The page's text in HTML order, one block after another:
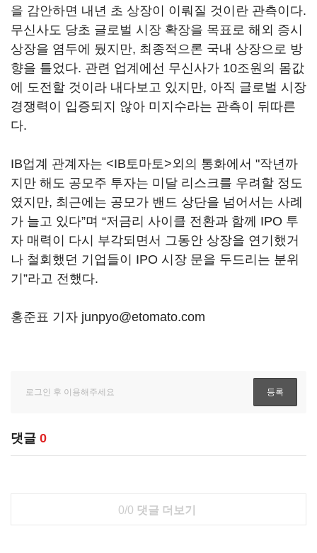
을 감안하면 내년 초 상장이 이뤄질 것이란 관측이다.
무신사도 당초 글로벌 시장 확장을 목표로 해외 증시
상장을 염두에 뒀지만, 최종적으론 국내 상장으로 방
향을 틀었다. 관련 업계에선 무신사가 10조원의 몸값
에 도전할 것이라 내다보고 있지만, 아직 글로벌 시장
경쟁력이 입증되지 않아 미지수라는 관측이 뒤따른
다.
IB업계 관계자는 <IB토마토>외의 통화에서 "작년까
지만 해도 공모주 투자는 미달 리스크를 우려할 정도
였지만, 최근에는 공모가 밴드 상단을 넘어서는 사례
가 늘고 있다”며 “저금리 사이클 전환과 함께 IPO 투
자 매력이 다시 부각되면서 그동안 상장을 연기했거
나 철회했던 기업들이 IPO 시장 문을 두드리는 분위
기”라고 전했다.
홍준표 기자 junpyo@etomato.com
댓글 0
0/0 댓글 더보기